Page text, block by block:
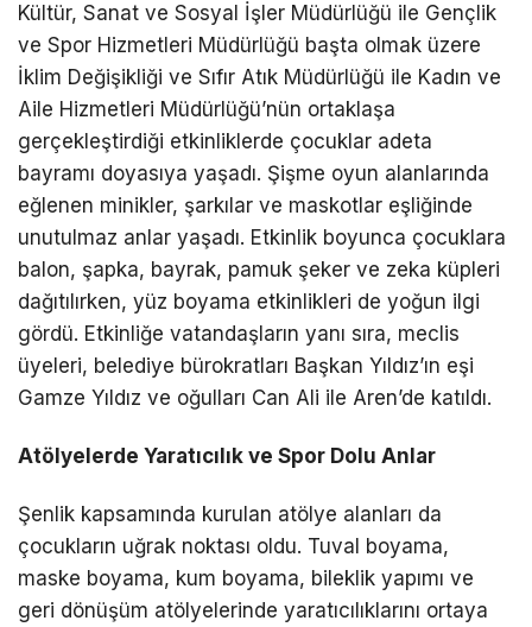
Kültür, Sanat ve Sosyal İşler Müdürlüğü ile Gençlik
ve Spor Hizmetleri Müdürlüğü başta olmak üzere
İklim Değişikliği ve Sıfır Atık Müdürlüğü ile Kadın ve
Aile Hizmetleri Müdürlüğü’nün ortaklaşa
gerçekleştirdiği etkinliklerde çocuklar adeta
bayramı doyasıya yaşadı. Şişme oyun alanlarında
eğlenen minikler, şarkılar ve maskotlar eşliğinde
unutulmaz anlar yaşadı. Etkinlik boyunca çocuklara
balon, şapka, bayrak, pamuk şeker ve zeka küpleri
dağıtılırken, yüz boyama etkinlikleri de yoğun ilgi
gördü. Etkinliğe vatandaşların yanı sıra, meclis
üyeleri, belediye bürokratları Başkan Yıldız’ın eşi
Gamze Yıldız ve oğulları Can Ali ile Aren’de katıldı.
Atölyelerde Yaratıcılık ve Spor Dolu Anlar
Şenlik kapsamında kurulan atölye alanları da
çocukların uğrak noktası oldu. Tuval boyama,
maske boyama, kum boyama, bileklik yapımı ve
geri dönüşüm atölyelerinde yaratıcılıklarını ortaya